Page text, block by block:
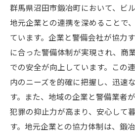
群馬県沼田市鍛冶町において、ビ
地元企業との連携を深めることで
ています。企業と警備会社が協力
に合った警備体制が実現され、商
での安全が向上しています。この
内のニーズを的確に把握し、迅速
す。また、地域の企業と警備業者
犯罪の抑止力が高まり、安心して
す。地元企業との協力体制は、鍛